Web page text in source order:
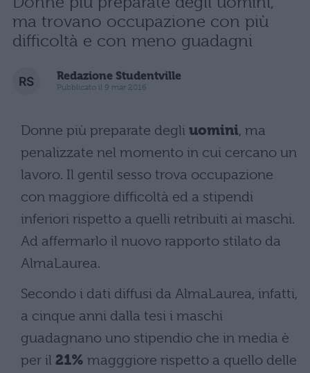
ma trovano occupazione con più
difficoltà e con meno guadagni
Redazione Studentville
Pubblicato il 9 mar 2016
Donne più preparate degli uomini, ma
penalizzate nel momento in cui cercano un
lavoro. Il gentil sesso trova occupazione
con maggiore difficoltà ed a stipendi
inferiori rispetto a quelli retribuiti ai maschi.
Ad affermarlo il nuovo rapporto stilato da
AlmaLaurea.
Secondo i dati diffusi da AlmaLaurea, infatti,
a cinque anni dalla tesi i maschi
guadagnano uno stipendio che in media è
per il 21% magggiore rispetto a quello delle